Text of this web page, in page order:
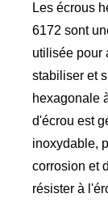
Les écrous
6172 sont
utilisée pour
stabiliser et
hexagonale
d'écrou est
inoxydable,
corrosion et
résister à